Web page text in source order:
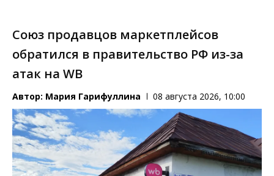
Союз продавцов маркетплейсов
обратился в правительство РФ из-за
атак на WB
Автор: Мария Гарифуллина 08 августа 2026, 10:00